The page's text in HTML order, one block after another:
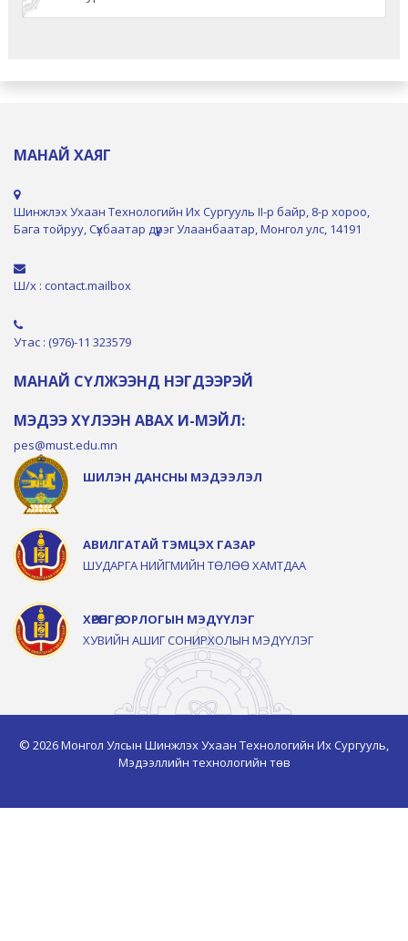
МАНАЙ ХАЯГ
Шинжлэх Ухаан Технологийн Их Сургууль II-р байр, 8-р хороо,
Бага тойруу, Сүхбаатар дүүрэг Улаанбаатар, Монгол улс, 14191
Ш/х : contact.mailbox
Утас : (976)-11 323579
МАНАЙ СҮЛЖЭЭНД НЭГДЭЭРЭЙ
МЭДЭЭ ХҮЛЭЭН АВАХ И-МЭЙЛ:
pes@must.edu.mn
ШИЛЭН ДАНСНЫ МЭДЭЭЛЭЛ
АВИЛГАТАЙ ТЭМЦЭХ ГАЗАР
ШУДАРГА НИЙГМИЙН ТӨЛӨӨ ХАМТДАА
ХӨРӨНГӨ, ОРЛОГЫН МЭДҮҮЛЭГ
ХУВИЙН АШИГ СОНИРХОЛЫН МЭДҮҮЛЭГ
© 2026 Монгол Улсын Шинжлэх Ухаан Технологийн Их Сургууль,
Мэдээллийн технологийн төв